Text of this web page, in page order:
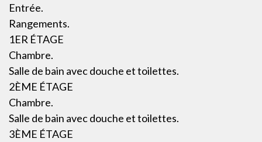
Entrée.
Rangements.
1ER ÉTAGE
Chambre.
Salle de bain avec douche et toilettes.
2ÈME ÉTAGE
Chambre.
Salle de bain avec douche et toilettes.
3ÈME ÉTAGE